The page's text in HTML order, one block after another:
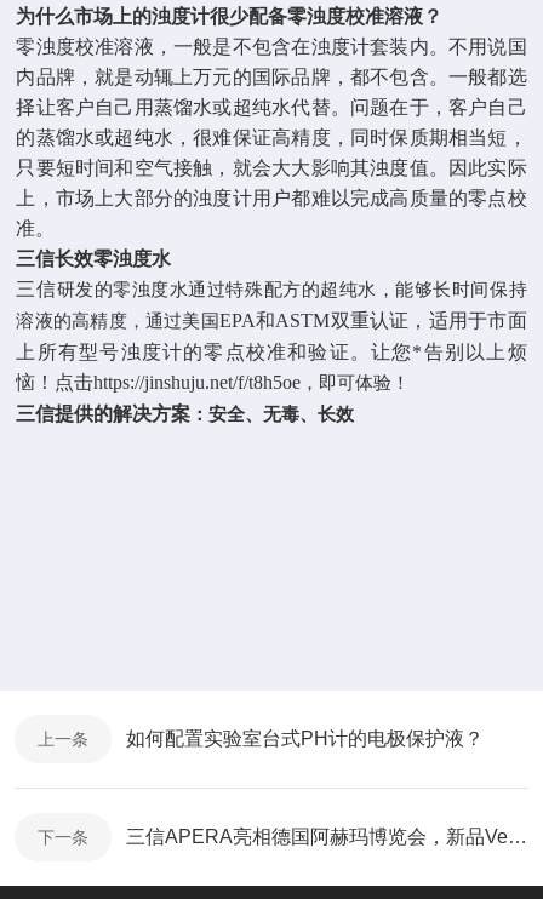
为什么市场上的浊度计很少配备零浊度校准溶液？
零浊度校准溶液，一般是不包含在浊度计套装内。不用说国
内品牌，就是动辄上万元的国际品牌，都不包含。一般都选
择让客户自己用蒸馏水或超纯水代替。问题在于，客户自己
的蒸馏水或超纯水，很难保证高精度，同时保质期相当短，
只要短时间和空气接触，就会大大影响其浊度值。因此实际
上，市场上大部分的浊度计用户都难以完成高质量的零点校
准。
三信长效零浊度水
三信研发的零浊度水通过特殊配方的超纯水，能够长时间保持
溶液的高精度，通过美国EPA和ASTM双重认证，适用于市面
上所有型号浊度计的零点校准和验证。让您*告别以上烦
恼！点击https://jinshuju.net/f/t8h5oe ，即可体验！
三信提供的解决方案 ：安全、无毒、长效
上一条 如何配置实验室台式PH计的电极保护液？
下一条 三信APERA亮相德国阿赫玛博览会，新品Vela风帆系列拿捏全场